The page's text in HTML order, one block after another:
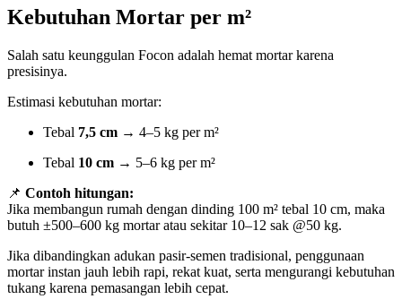
Kebutuhan Mortar per m²
Salah satu keunggulan Focon adalah hemat mortar karena
presisinya.
Estimasi kebutuhan mortar:
Tebal 7,5 cm → 4–5 kg per m²
Tebal 10 cm → 5–6 kg per m²
📌 Contoh hitungan:
Jika membangun rumah dengan dinding 100 m² tebal 10 cm, maka
butuh ±500–600 kg mortar atau sekitar 10–12 sak @50 kg.
Jika dibandingkan adukan pasir-semen tradisional, penggunaan
mortar instan jauh lebih rapi, rekat kuat, serta mengurangi kebutuhan
tukang karena pemasangan lebih cepat.